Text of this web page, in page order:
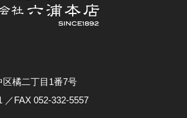
橘⼆丁⽬1番7号
／FAX 052-332-5557